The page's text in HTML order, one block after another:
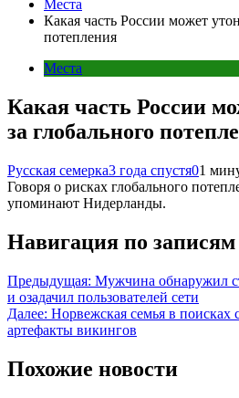
Места
Какая часть России может
потепления
Места
Какая часть России
за глобального
Русская семерка3 года спустя01
Говоря о рисках глобального
упоминают Нидерланды.
Навигация по записям
Предыдущая: Мужчина обнаружил
и озадачил пользователей сети
Далее: Норвежская семья в поисках
артефакты викингов
Похожие новости